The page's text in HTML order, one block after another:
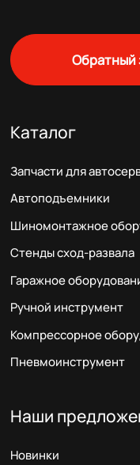
Обратный
Каталог
Запчасти для
Автоподъемники
Шиномонтажное
Стенды сход-развала
Гаражное
Ручной инструмент
Компрессорное
Пневмоинструмент
Наши
Новинки